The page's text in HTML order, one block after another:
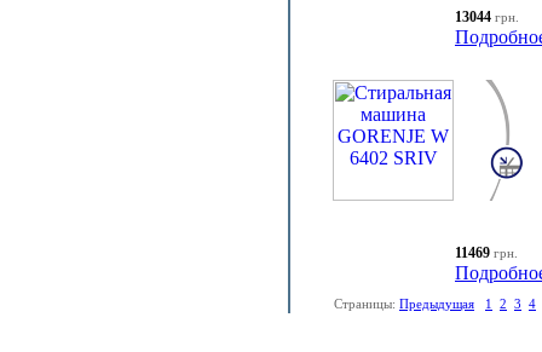
13044 грн.
11469 грн.
Страницы: Предыдущая 1 2 3 4